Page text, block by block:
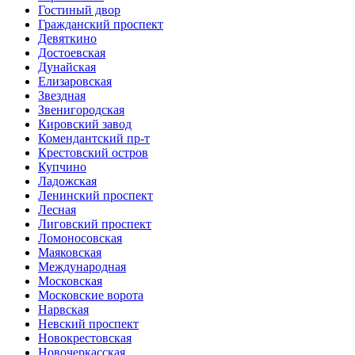
Гостиный двор
Гражданский проспект
Девяткино
Достоевская
Дунайская
Елизаровская
Звездная
Звенигородская
Кировский завод
Комендантский пр-т
Крестовский остров
Купчино
Ладожская
Ленинский проспект
Лесная
Лиговский проспект
Ломоносовская
Маяковская
Международная
Московская
Московские ворота
Нарвская
Невский проспект
Новокрестовская
Новочеркасская